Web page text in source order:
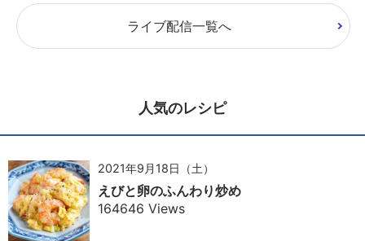
ライブ配信一覧へ
人気のレシピ
2021年9月18日（土）
えびと卵のふんわり炒め
164646 Views